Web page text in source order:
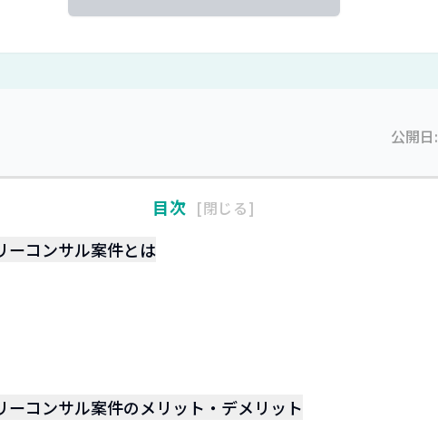
公開日:
目次 閉じる
ーコンサル案件とは
コンサル案件のメリット・デメリット